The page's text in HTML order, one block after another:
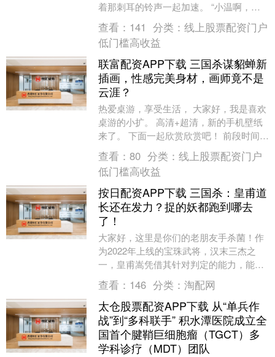
着那刺耳的铃声一起加速。 “小温啊，你
妈突然胸闷，昏过去了！小磊是不是到家
了？快让他开车送....
查看： 141 分类： 线上股票配资门户
低门槛高收益
联富配资APP下载 三国杀谋貂蝉新
插画，性感完美身材，画师竟不是
云涯？
热爱桌游，享受生活， 大家好，我是喜欢
桌游的小扩。 高清+超清，新的手机壁纸
来了。 下面一起欣赏欣赏吧！ 前段时间看
到谋貂蝉新插画， 还以为是谋貂蝉新皮
肤。 风....
查看： 80 分类： 线上股票配资门户
低门槛高收益
按日配资APP下载 三国杀：皇甫道
长还在发力？捉的妖都跑到哪去
了！
大家好，这里是你们的老朋友手杀菌！作
为2022年上线的宝珠武将，汉末三杰之
一，皇甫嵩凭借其针对判定的能力，能够
在斗地主模式之中狠狠逮捕神郭嘉，因此
被广大小伙伴亲....
查看： 146 分类： 淘配网
太仓股票配资APP下载 从“单兵作
战”到“多科联手” 积水潭医院成立全
国首个腱鞘巨细胞瘤（TGCT）多
学科诊疗（MDT）团队